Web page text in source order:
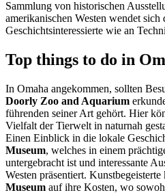
Sammlung von historischen
amerikanischen Westen wendet sich
Geschichtsinteressierte wie an
Top things to do in
In Omaha angekommen, sollten
Doorly Zoo and Aquarium
führenden seiner Art gehört. Hier
Vielfalt der Tierwelt in naturnah
Einen Einblick in die lokale
Museum, welches in einem
untergebracht ist und interessante
Westen präsentiert.
Museum auf ihre Kosten, wo